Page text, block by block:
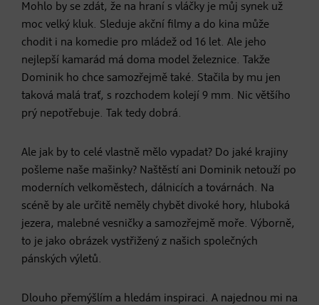
Mohlo by se zdát, že na hraní s vláčky je můj synek už
moc velký kluk. Sleduje akční filmy a do kina může
chodit i na komedie pro mládež od 16 let. Ale jeho
nejlepší kamarád má doma model železnice. Takže
Dominik ho chce samozřejmě také. Stačila by mu jen
taková malá trať, s rozchodem kolejí 9 mm. Nic většího
prý nepotřebuje. Tak tedy dobrá.
Ale jak by to celé vlastně mělo vypadat? Do jaké krajiny
pošleme naše mašinky? Naštěstí ani Dominik netouží po
moderních velkoměstech, dálnicích a továrnách. Na
scéně by ale určitě neměly chybět divoké hory, hluboká
jezera, malebné vesničky a samozřejmě moře. Výborně,
to je jako obrázek vystřižený z našich společných
pánských výletů.
Dlouho přemýšlím a hledám inspiraci. A najednou mi na